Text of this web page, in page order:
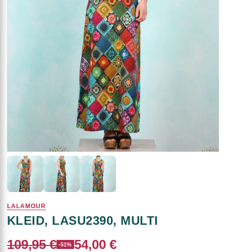
LALAMOUR
KLEID, LASU2390, MULTI
109,95 € -51% 54,00 €